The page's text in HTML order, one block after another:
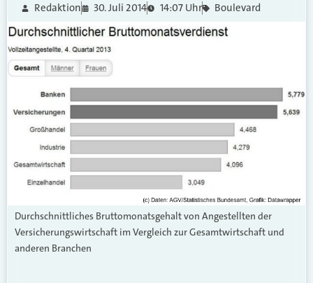
Redaktion 30. Juli 2014 14:07 Uhr Boulevard
Durchschnittliches Bruttomonatsgehalt von Angestellten der
Versicherungswirtschaft im Vergleich zur Gesamtwirtschaft und
anderen Branchen